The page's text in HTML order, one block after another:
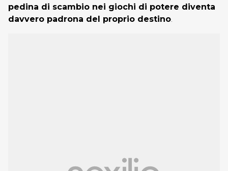
pedina di scambio nei giochi di potere diventa
davvero padrona del proprio destino.